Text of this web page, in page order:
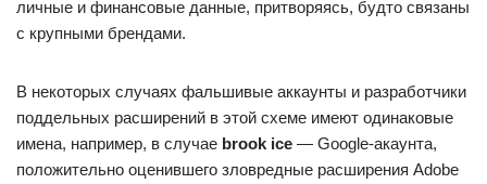
личные и финансовые данные, притворяясь, будто связаны
с крупными брендами.
В некоторых случаях фальшивые аккаунты и разработчики
поддельных расширений в этой схеме имеют одинаковые
имена, например, в случае brook ice — Google-акаунта,
положительно оценившего зловредные расширения Adobe